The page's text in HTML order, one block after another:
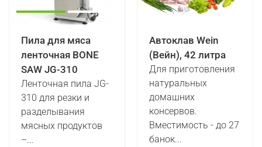
Пила для мяса
ленточная BONE
SAW JG-310
Ленточная пила JG-
310 для резки и
разделывания
мясных продуктов
–...
Автоклав Wein
(Вейн), 42 литра
Для приготовления
натуральных
домашних
консервов.
Вместимость - до 27
банок...